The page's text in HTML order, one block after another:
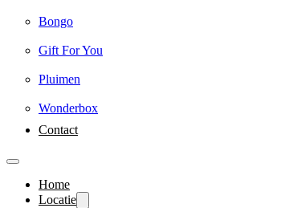
Bongo
Gift For You
Pluimen
Wonderbox
Contact
Home
Locatie